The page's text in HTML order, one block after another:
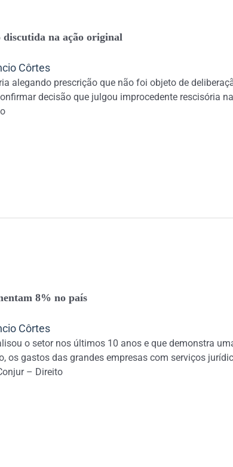
discutida na ação original
Côrtes
alegando prescrição que não foi objeto de
decisão que julgou improcedente rescisória
8% no país
Côrtes
o setor nos últimos 10 anos e que demonstra
os gastos das grandes empresas com serviços
– Direito